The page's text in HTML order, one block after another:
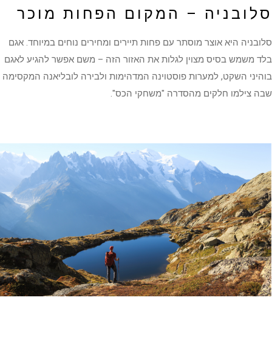
סלובניה – המקום הפחות מוכר
סלובניה היא אוצר מוסתר עם פחות תיירים ומחירים נוחים במיוחד. אגם
בלד משמש בסיס מצוין לגלות את האזור הזה – משם אפשר להגיע לאגם
בוהיני השקט, למערות פוסטוינה המדהימות ולבירה לובליאנה המקסימה
שבה צילמו חלקים מהסדרה "משחקי הכס".